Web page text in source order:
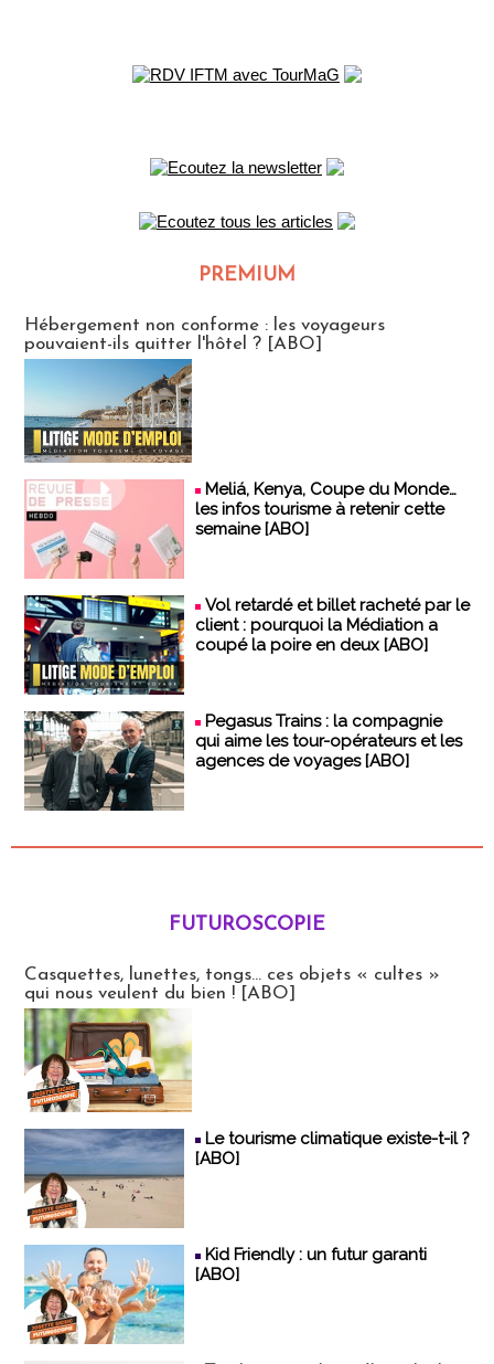
PREMIUM
Hébergement non conforme : les voyageurs
pouvaient-ils quitter l'hôtel ? [ABO]
Meliá, Kenya, Coupe du Monde…
les infos tourisme à retenir cette
semaine [ABO]
Vol retardé et billet racheté par le
client : pourquoi la Médiation a
coupé la poire en deux [ABO]
Pegasus Trains : la compagnie
qui aime les tour-opérateurs et les
agences de voyages [ABO]
FUTUROSCOPIE
Casquettes, lunettes, tongs... ces objets « cultes »
qui nous veulent du bien ! [ABO]
Le tourisme climatique existe-t-il ?
[ABO]
Kid Friendly : un futur garanti
[ABO]